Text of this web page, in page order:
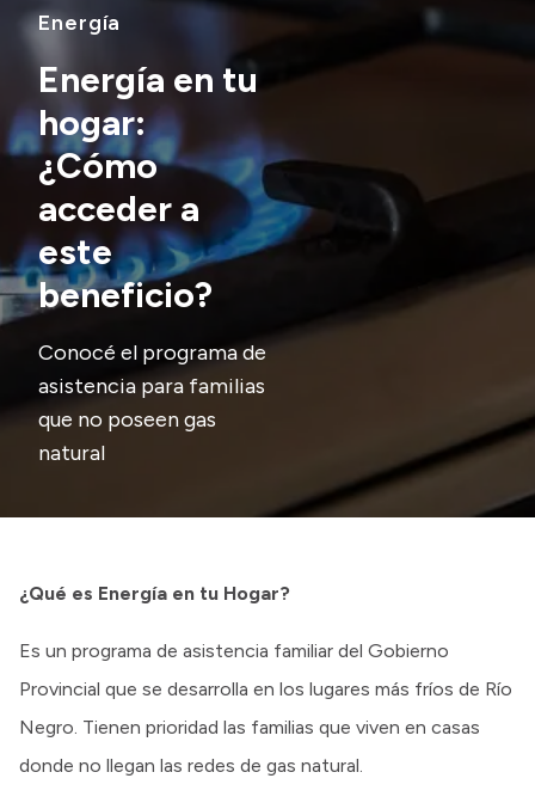
Casa de Gobierno
Acerca de Río Negro
Historia
Geografía
Invertí en Río Negro
Transparencia
Presupuesto
Boletín Oficial
Compras y licitaciones
Consulta de pago a proveedores
Intranet
Login
Energía
Energía en tu
hogar:
¿Cómo
acceder a
este
beneficio?
Conocé el programa de
asistencia para familias
que no poseen gas
natural
¿Qué es Energía en tu Hogar?
Es un programa de asistencia familiar del Gobierno
Provincial que se desarrolla en los lugares más fríos de Río
Negro. Tienen prioridad las familias que viven en casas
donde no llegan las redes de gas natural.